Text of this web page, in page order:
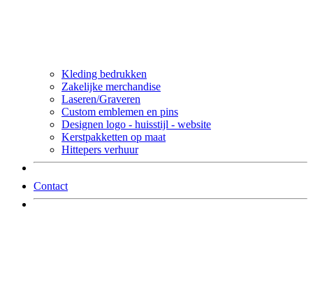
Kleding bedrukken
Zakelijke merchandise
Laseren/Graveren
Custom emblemen en pins
Designen logo - huisstijl - website
Kerstpakketten op maat
Hittepers verhuur
Contact